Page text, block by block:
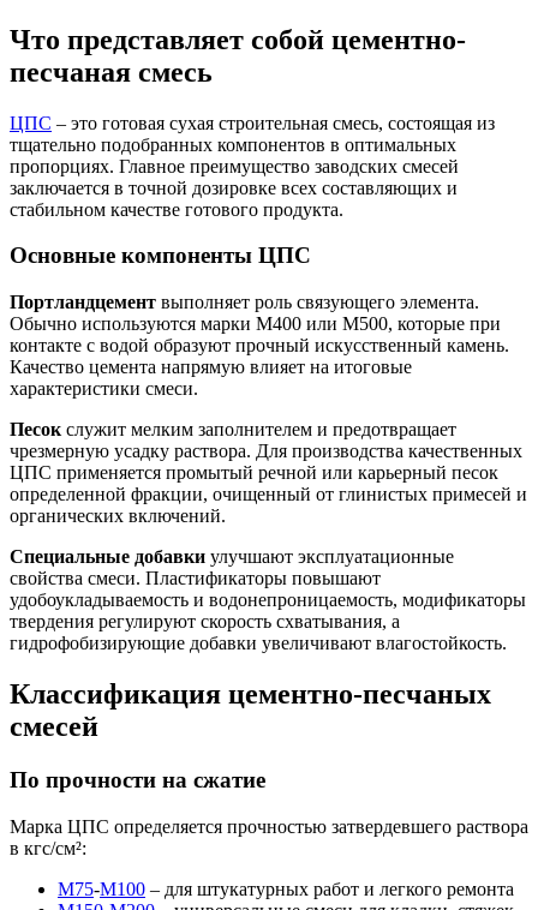
Что представляет собой цементно-
песчаная смесь
ЦПС – это готовая сухая строительная смесь, состоящая из
тщательно подобранных компонентов в оптимальных
пропорциях. Главное преимущество заводских смесей
заключается в точной дозировке всех составляющих и
стабильном качестве готового продукта.
Основные компоненты ЦПС
Портландцемент выполняет роль связующего элемента.
Обычно используются марки М400 или М500, которые при
контакте с водой образуют прочный искусственный камень.
Качество цемента напрямую влияет на итоговые
характеристики смеси.
Песок служит мелким заполнителем и предотвращает
чрезмерную усадку раствора. Для производства качественных
ЦПС применяется промытый речной или карьерный песок
определенной фракции, очищенный от глинистых примесей и
органических включений.
Специальные добавки улучшают эксплуатационные
свойства смеси. Пластификаторы повышают
удобоукладываемость и водонепроницаемость, модификаторы
твердения регулируют скорость схватывания, а
гидрофобизирующие добавки увеличивают влагостойкость.
Классификация цементно-песчаных
смесей
По прочности на сжатие
Марка ЦПС определяется прочностью затвердевшего раствора
в кгс/см²:
М75-М100 – для штукатурных работ и легкого ремонта